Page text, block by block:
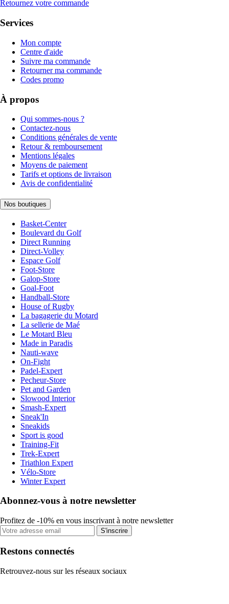
Retournez votre commande
Services
Mon compte
Centre d'aide
Suivre ma commande
Retourner ma commande
Codes promo
À propos
Qui sommes-nous ?
Contactez-nous
Conditions générales de vente
Retour & remboursement
Mentions légales
Moyens de paiement
Tarifs et options de livraison
Avis de confidentialité
Nos boutiques
Basket-Center
Boulevard du Golf
Direct Running
Direct-Volley
Espace Golf
Foot-Store
Galop-Store
Goal-Foot
Handball-Store
House of Rugby
La bagagerie du Motard
La sellerie de Maé
Le Motard Bleu
Made in Paradis
Nauti-wave
On-Fight
Padel-Expert
Pecheur-Store
Pet and Garden
Slowood Interior
Smash-Expert
Sneak'In
Sneakids
Sport is good
Training-Fit
Trek-Expert
Triathlon Expert
Vélo-Store
Winter Expert
Abonnez-vous à notre newsletter
Profitez de -10% en vous inscrivant à notre newsletter
S'inscrire
Restons connectés
Retrouvez-nous sur les réseaux sociaux